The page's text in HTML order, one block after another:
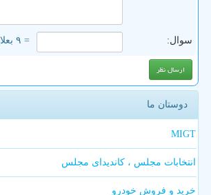
سوال: = ۹ بعلاوه ۳
دوستان ما
MIGT
انتخابات مجلس ، کاندیدای مجلس
خرید و فروش خودرو